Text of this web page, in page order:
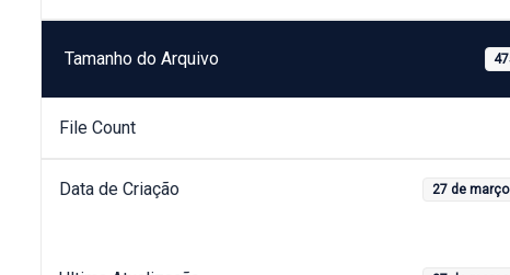
Tamanho do Arquivo
File Count
Data de Criação 27 de